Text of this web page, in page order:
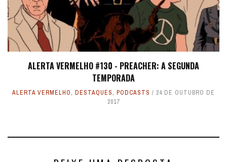
ALERTA VERMELHO #130 - PREACHER: A SEGUNDA
TEMPORADA
ALERTA VERMELHO, DESTAQUES, PODCASTS
24 DE OUTUBRO DE
2017